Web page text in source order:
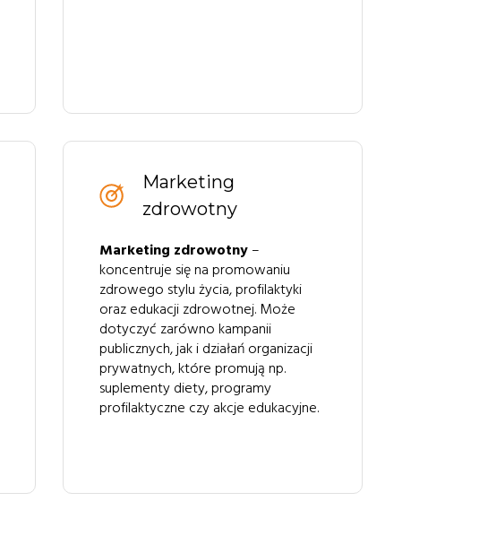
Marketing
zdrowotny
Marketing zdrowotny –
koncentruje się na promowaniu
zdrowego stylu życia, profilaktyki
oraz edukacji zdrowotnej. Może
dotyczyć zarówno kampanii
publicznych, jak i działań organizacji
prywatnych, które promują np.
suplementy diety, programy
profilaktyczne czy akcje edukacyjne.